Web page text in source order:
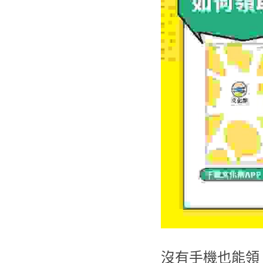
沒有手機也能領